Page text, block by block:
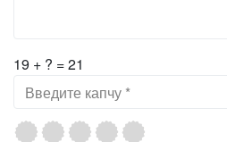
19 + ? = 21